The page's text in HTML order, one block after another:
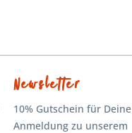
Newsletter
10% Gutschein für Deine
Anmeldung zu unserem